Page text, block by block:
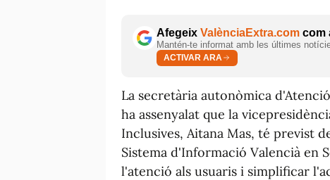
Afegeix ValènciaExtra.com com
Mantén-te informat amb les últimes
ACTIVAR ARA
La secretària autonòmica
ha assenyalat que la
Inclusives, Aitana Mas, té previst
Sistema d'Informació Valencià en
l'atenció als usuaris i simplificar